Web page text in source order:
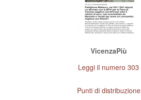
VicenzaPiù
Leggi il numero 303
Punti di distribuzione